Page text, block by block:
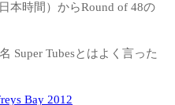
本時間）からRound of 48の
Super Tubesとはよく言った